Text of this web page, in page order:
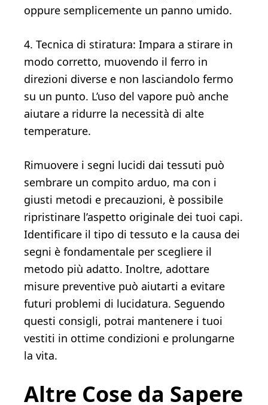
oppure semplicemente un panno umido.
4. Tecnica di stiratura: Impara a stirare in
modo corretto, muovendo il ferro in
direzioni diverse e non lasciandolo fermo
su un punto. L’uso del vapore può anche
aiutare a ridurre la necessità di alte
temperature.
Rimuovere i segni lucidi dai tessuti può
sembrare un compito arduo, ma con i
giusti metodi e precauzioni, è possibile
ripristinare l’aspetto originale dei tuoi capi.
Identificare il tipo di tessuto e la causa dei
segni è fondamentale per scegliere il
metodo più adatto. Inoltre, adottare
misure preventive può aiutarti a evitare
futuri problemi di lucidatura. Seguendo
questi consigli, potrai mantenere i tuoi
vestiti in ottime condizioni e prolungarne
la vita.
Altre Cose da Sapere